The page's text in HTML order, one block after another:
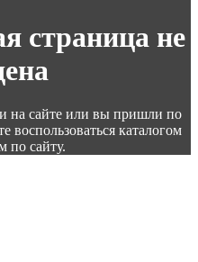
страница не
на сайте или вы пришли по
каталогом
по сайту.